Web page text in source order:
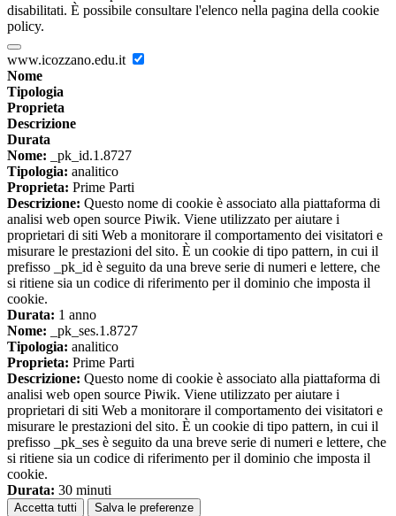
disabilitati. È possibile consultare l'elenco nella pagina della cookie
policy.
www.icozzano.edu.it
Nome
Tipologia
Proprieta
Descrizione
Durata
Nome: _pk_id.1.8727
Tipologia: analitico
Proprieta: Prime Parti
Descrizione: Questo nome di cookie è associato alla piattaforma di
analisi web open source Piwik. Viene utilizzato per aiutare i
proprietari di siti Web a monitorare il comportamento dei visitatori e
misurare le prestazioni del sito. È un cookie di tipo pattern, in cui il
prefisso _pk_id è seguito da una breve serie di numeri e lettere, che
si ritiene sia un codice di riferimento per il dominio che imposta il
cookie.
Durata: 1 anno
Nome: _pk_ses.1.8727
Tipologia: analitico
Proprieta: Prime Parti
Descrizione: Questo nome di cookie è associato alla piattaforma di
analisi web open source Piwik. Viene utilizzato per aiutare i
proprietari di siti Web a monitorare il comportamento dei visitatori e
misurare le prestazioni del sito. È un cookie di tipo pattern, in cui il
prefisso _pk_ses è seguito da una breve serie di numeri e lettere, che
si ritiene sia un codice di riferimento per il dominio che imposta il
cookie.
Durata: 30 minuti
Accetta tutti Salva le preferenze